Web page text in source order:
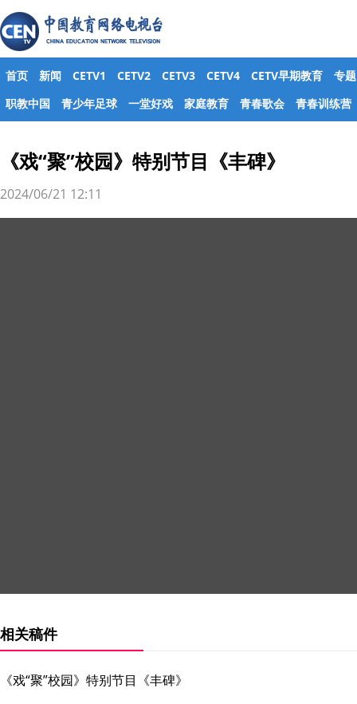
首页 新闻 CETV1 CETV2 CETV3 CETV4 CETV早期教育
专题
职教中国
青少年足球 一堂好戏 家庭教育 青春歌会 青春训练营
《戏“聚”校园》特别节目《丰碑》
2024/06/21 12:11
相关稿件
《戏“聚”校园》特别节目《丰碑》